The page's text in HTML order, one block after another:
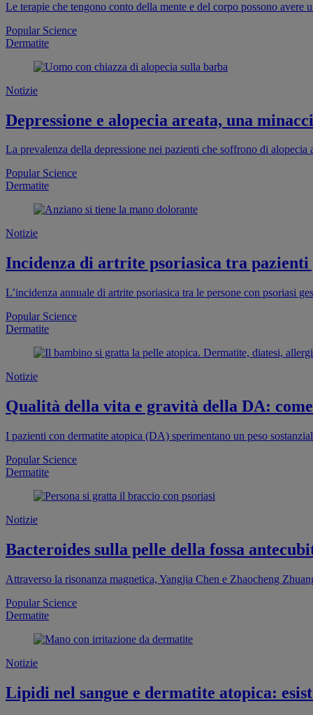
Le terapie che tengono conto della mente e del corpo possono
Popular Science
Dermatite
Notizie
Depressione e alopecia areata, una
La prevalenza della depressione nei pazienti che soffrono di
Popular Science
Dermatite
Notizie
Incidenza di artrite psoriasica tra
L’incidenza annuale di artrite psoriasica tra le persone con psoriasi
Popular Science
Dermatite
Notizie
Qualità della vita e gravità della DA:
I pazienti con dermatite atopica (DA) sperimentano un peso
Popular Science
Dermatite
Notizie
Bacteroides sulla pelle della fossa
Attraverso la risonanza magnetica, Yangjia Chen e Zhaocheng
Popular Science
Dermatite
Notizie
Lipidi nel sangue e dermatite atopica: